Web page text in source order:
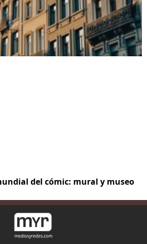
del cómic: mural y museo